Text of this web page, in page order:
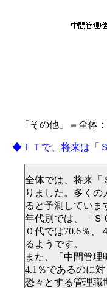
「その他」＝全体
◆ＩＴで、将来は「
全体では、将来「
りました。多く
ると予測していま
年代別では、「Ｓ
０代では70.6％、
るようです。
また、「中間管
4.1％であるのに
恐々とする管理職